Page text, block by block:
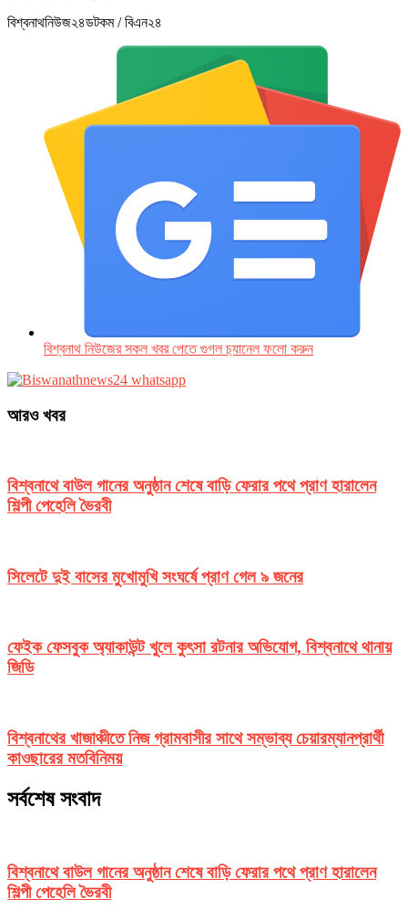
বিশ্বনাথনিউজ২৪ডটকম / বিএন২৪
বিশ্বনাথ নিউজের সকল খবর পেতে গুগল চ‌্যানেল ফলো করুন
আরও খবর
বিশ্বনাথে বাউল গানের অনুষ্ঠান শেষে বাড়ি ফেরার পথে প্রাণ হারালেন
শিল্পী পেহেলি ভৈরবী
সিলেটে দুই বাসের মুখোমুখি সংঘর্ষে প্রাণ গেল ৯ জনের
ফেইক ফেসবুক অ্যাকাউন্ট খুলে কুৎসা রটনার অভিযোগ, বিশ্বনাথে থানায়
জিডি
বিশ্বনাথের খাজাঞ্চীতে নিজ গ্রামবাসীর সাথে সম্ভাব্য চেয়ারম্যানপ্রার্থী
কাওছারের মতবিনিময়
সর্বশেষ সংবাদ
বিশ্বনাথে বাউল গানের অনুষ্ঠান শেষে বাড়ি ফেরার পথে প্রাণ হারালেন
শিল্পী পেহেলি ভৈরবী